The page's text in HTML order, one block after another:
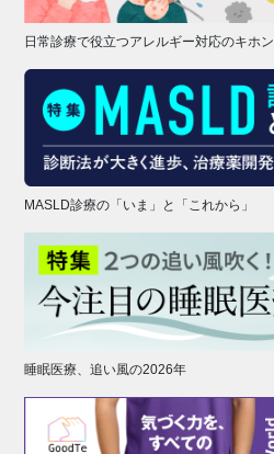
日常診療で役立つアレルギー対応のキホン
MASLD診療の「いま」と「これから」
睡眠医療、追い風の2026年